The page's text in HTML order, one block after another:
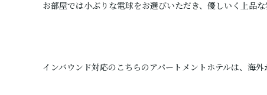
お部屋では小ぶりな電球をお選びいただき、優しいく上品な
インバウンド対応のこちらのアパートメントホテルは、海